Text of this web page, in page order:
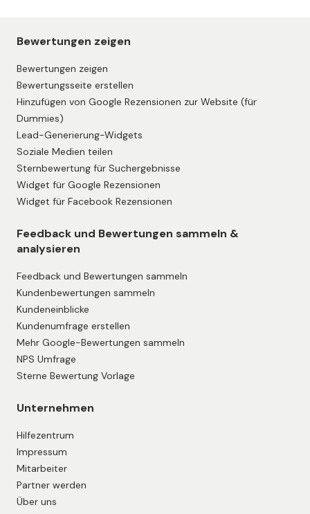
Bewertungen zeigen
Bewertungen zeigen
Bewertungsseite erstellen
Hinzufügen von Google Rezensionen zur Website (für
Dummies)
Lead-Generierung-Widgets
Soziale Medien teilen
Sternbewertung für Suchergebnisse
Widget für Google Rezensionen
Widget für Facebook Rezensionen
Feedback und Bewertungen sammeln &
analysieren
Feedback und Bewertungen sammeln
Kundenbewertungen sammeln
Kundeneinblicke
Kundenumfrage erstellen
Mehr Google-Bewertungen sammeln
NPS Umfrage
Sterne Bewertung Vorlage
Unternehmen
Hilfezentrum
Impressum
Mitarbeiter
Partner werden
Über uns